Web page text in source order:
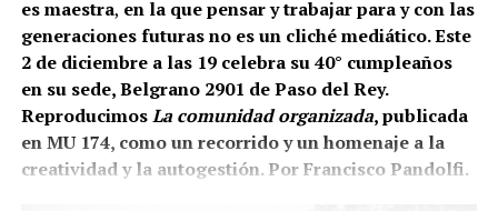
es maestra, en la que pensar y trabajar para y con las
generaciones futuras no es un cliché mediático. Este
2 de diciembre a las 19 celebra su 40° cumpleaños
en su sede, Belgrano 2901 de Paso del Rey.
ReproducimosLa comunidad organizada, publicada
en MU 174, como un recorrido y un homenaje a la
creatividad y la autogestión. Por Francisco Pandolfi.